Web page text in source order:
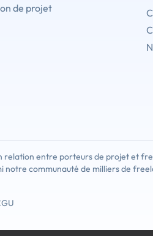
de projet
entre porteurs de projet et
communauté de milliers de